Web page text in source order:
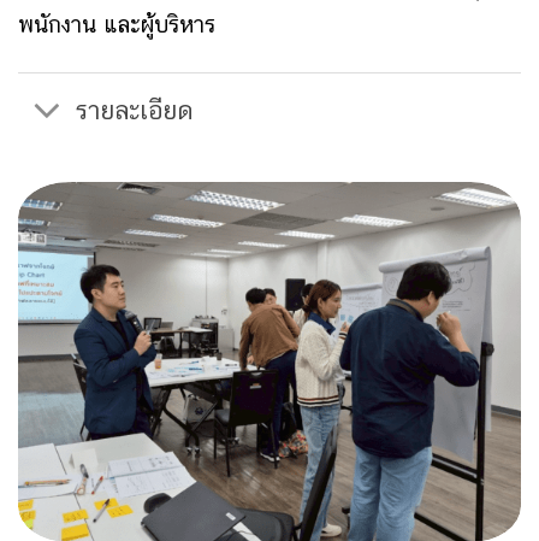
พนักงาน และผู้บริหาร
รายละเอียด